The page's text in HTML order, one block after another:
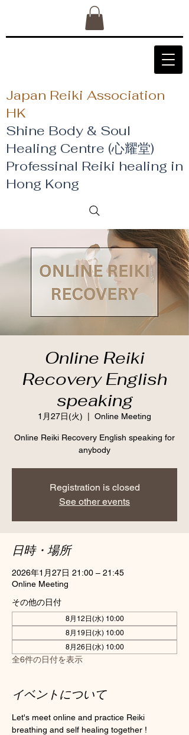
Japan Reiki Association
HK
Shine Body & Soul
Healing Centre (心耀堂)
​Professinal Reiki healing in
Hong Kong
Online Reiki
Recovery English
speaking
1月27日(火) Online Meeting
Online Reiki Recovery English speaking for
anybody
Registration is closed
See other events
日時・場所
2026年1月27日 21:00 – 21:45
Online Meeting
その他の日付
8月12日(水) 10:00
8月19日(水) 10:00
8月26日(水) 10:00
全6件の日付を表示
イベントについて
Let's meet online and practice Reiki
breathing and self healing together !